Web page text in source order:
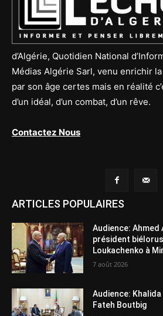
d’Algérie, Quotidien National
Médias Algérie Sarl, venu enrichir
par son âge certes mais en réalité
d’un idéal, d’un combat, d’un rêve.
Contactez Nous
ARTICLES POPULAIRES
Audience:
président
Loukachenko à
7 août 2026
Audience:
Fateh Boutbig